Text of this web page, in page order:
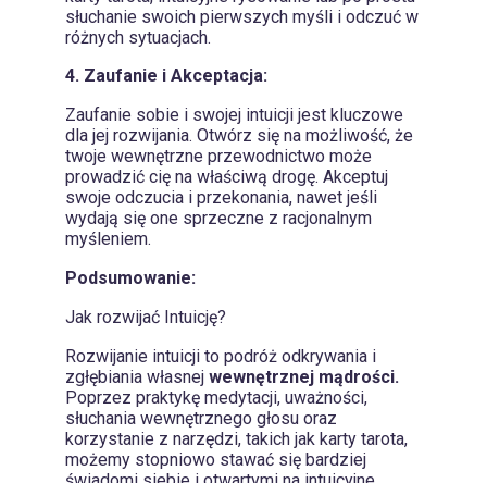
słuchanie swoich pierwszych myśli i odczuć w
różnych sytuacjach.
4. Zaufanie i Akceptacja:
Zaufanie sobie i swojej intuicji jest kluczowe
dla jej rozwijania. Otwórz się na możliwość, że
twoje wewnętrzne przewodnictwo może
prowadzić cię na właściwą drogę. Akceptuj
swoje odczucia i przekonania, nawet jeśli
wydają się one sprzeczne z racjonalnym
myśleniem.
Podsumowanie:
Jak rozwijać Intuicję?
Rozwijanie intuicji to podróż odkrywania i
zgłębiania własnej wewnętrznej mądrości.
Poprzez praktykę medytacji, uważności,
słuchania wewnętrznego głosu oraz
korzystanie z narzędzi, takich jak karty tarota,
możemy stopniowo stawać się bardziej